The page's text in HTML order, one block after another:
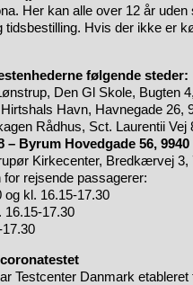
Her kan alle over 12 år
tidsbestilling. Hvis der ikke er
følgende steder:
Den Gl Skole, Bugten
Havn, Havnegade 26,
Rådhus, Sct. Laurentii Vej
– Byrum Hovedgade 56,
Kirkecenter, Bredkærvej 3,
rejsende passagerer:
og kl. 16.15-17.30
16.15-17.30
Testcenter Danmark